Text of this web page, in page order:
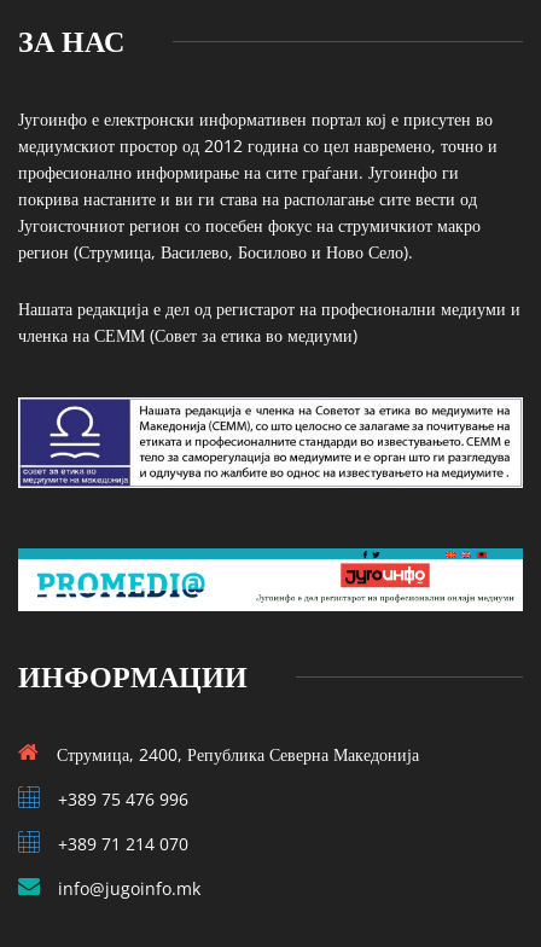
ЗА НАС
Југоинфо е електронски информативен портал кој е присутен во
медиумскиот простор од 2012 година со цел навремено, точно и
професионално информирање на сите граѓани. Југоинфо ги
покрива настаните и ви ги става на располагање сите вести од
Југоисточниот регион со посебен фокус на струмичкиот макро
регион (Струмица, Василево, Босилово и Ново Село).
Нашата редакција е дел од регистарот на професионални медиуми и
членка на СЕММ (Совет за етика во медиуми)
ИНФОРМАЦИИ
Струмица, 2400, Република Северна Македонија
+389 75 476 996
+389 71 214 070
info@jugoinfo.mk